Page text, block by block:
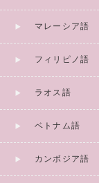
マレーシア語
フィリピノ語
ラオス語
ベトナム語
カンボジア語